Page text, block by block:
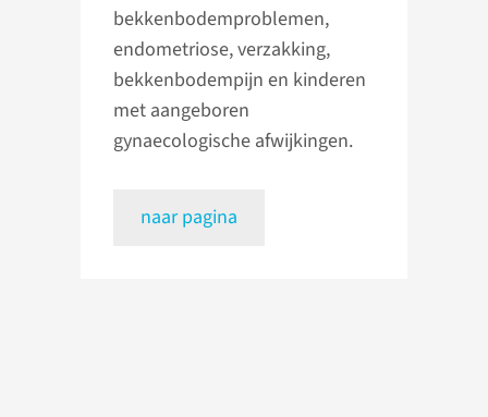
bekkenbodemproblemen,
endometriose, verzakking,
bekkenbodempijn en kinderen
met aangeboren
gynaecologische afwijkingen.
naar pagina